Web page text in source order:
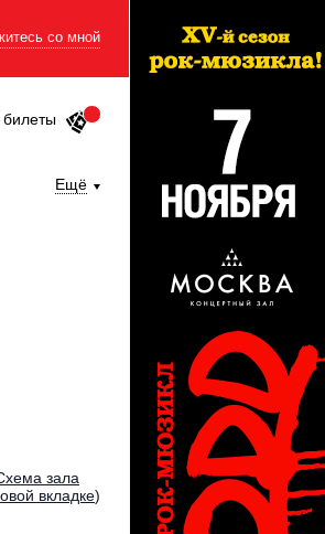
со мной
Ещё
зала
вкладке)